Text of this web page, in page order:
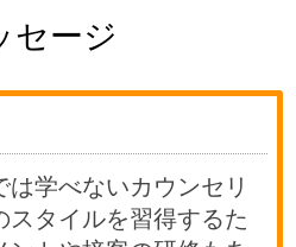
セージ
学べないカウンセリ
スタイルを習得するた